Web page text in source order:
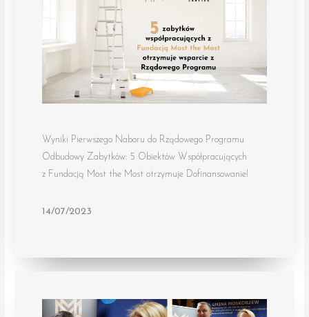
Wyniki Pierwszego Naboru do Rządowego Programu
Odbudowy Zabytków: 5 Obiektów Współpracujących
z Fundacją Most the Most otrzymuje Dofinansowanie!
14/07/2023